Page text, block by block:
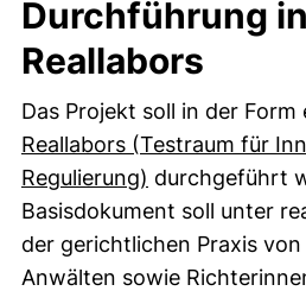
Durchführung
Reallabors
Das Projekt soll in der Form
Reallabors (Testraum für
Regulierung) (externer Link,
durchgeführt
Basisdokument soll unter
der gerichtlichen Praxis
Anwälten sowie